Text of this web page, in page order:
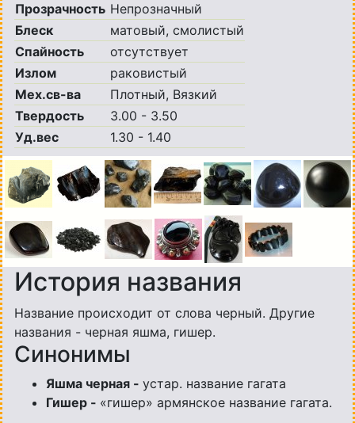
Прозрачность Непрозначный
Блеск
матовый, смолистый
Спайность
отсутствует
Излом
раковистый
Мех.св-ва
Плотный, Вязкий
Твердость
3.00 - 3.50
Уд.вес
1.30 - 1.40
История названия
Название происходит от слова черный. Другие
названия - черная яшма, гишер.
Синонимы
Яшма черная - устар. название гагата
Гишер - «гишер» армянское название гагата.